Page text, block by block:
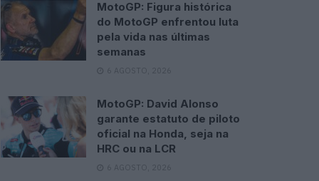
MotoGP: Figura histórica
do MotoGP enfrentou luta
pela vida nas últimas
semanas
6 AGOSTO, 2026
MotoGP: David Alonso
garante estatuto de piloto
oficial na Honda, seja na
HRC ou na LCR
6 AGOSTO, 2026